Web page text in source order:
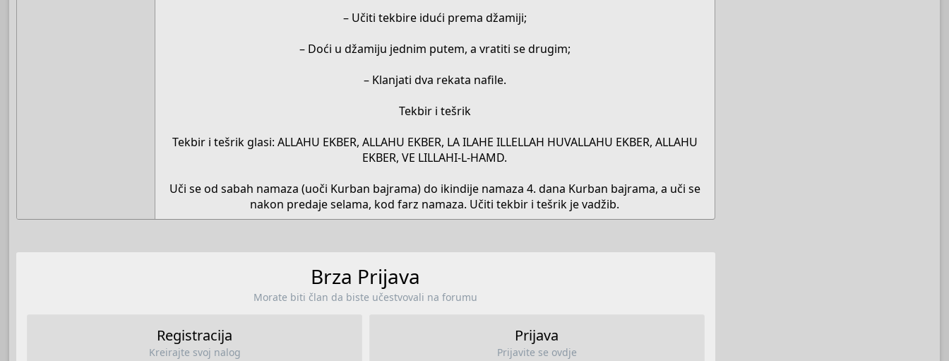
– Učiti tekbire idući prema džamiji;
– Doći u džamiju jednim putem, a vratiti se drugim;
– Klanjati dva rekata nafile.
Tekbir i tešrik
Tekbir i tešrik glasi: ALLAHU EKBER, ALLAHU EKBER, LA ILAHE ILLELLAH HUVALLAHU EKBER, ALLAHU
EKBER, VE LILLAHI-L-HAMD.
Uči se od sabah namaza (uoči Kurban bajrama) do ikindije namaza 4. dana Kurban bajrama, a uči se
nakon predaje selama, kod farz namaza. Učiti tekbir i tešrik je vadžib.​
Brza Prijava
Morate biti član da biste učestvovali na forumu
Registracija
Kreirajte svoj nalog
Prijava
Prijavite se ovdje